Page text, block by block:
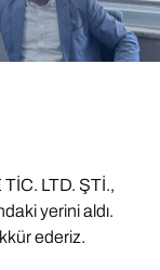
LTD. ŞTİ.,
yerini aldı.
ederiz.